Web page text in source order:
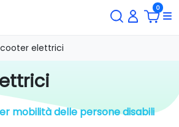
0
elettrici
mobilità delle persone disabili